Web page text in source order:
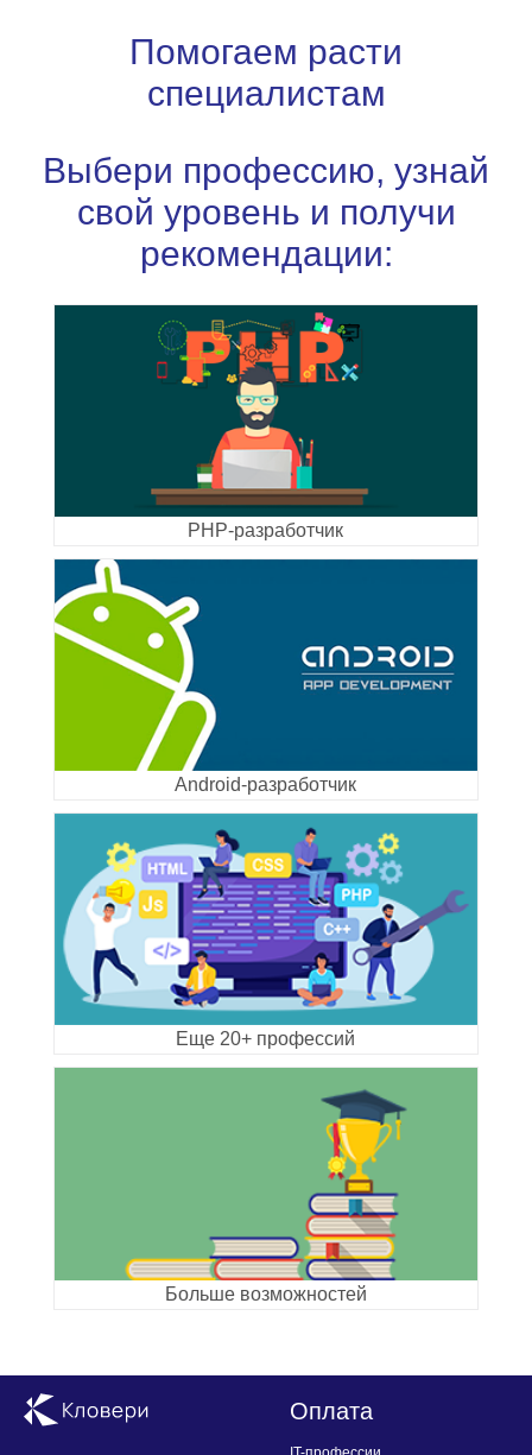
Помогаем расти
специалистам
Выбери профессию, узнай
свой уровень и получи
рекомендации:
PHP-разработчик
Android-разработчик
Еще 20+ профессий
Больше возможностей
Оплата